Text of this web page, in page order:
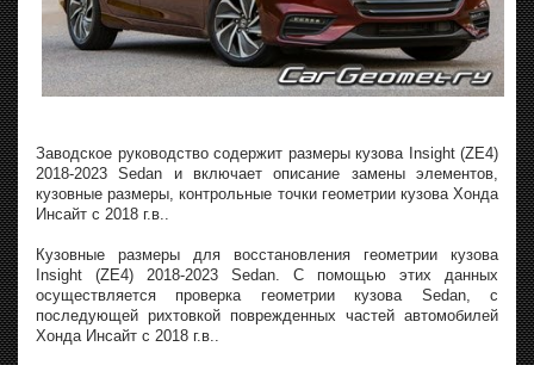
Заводское руководство содержит размеры кузова Insight (ZE4)
2018-2023 Sedan и включает описание замены элементов,
кузовные размеры, контрольные точки геометрии кузова Хонда
Инсайт с 2018 г.в..
Кузовные размеры для восстановления геометрии кузова
Insight (ZE4) 2018-2023 Sedan. С помощью этих данных
осуществляется проверка геометрии кузова Sedan, с
последующей рихтовкой поврежденных частей автомобилей
Хонда Инсайт с 2018 г.в..